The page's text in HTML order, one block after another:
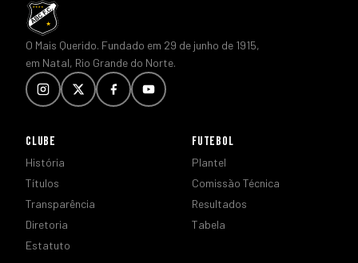
O Mais Querido. Fundado em 29 de junho de 1915,
em Natal, Rio Grande do Norte.
CLUBE
História
Títulos
Transparência
Diretoria
Estatuto
FUTEBOL
Plantel
Comissão Técnica
Resultados
Tabela